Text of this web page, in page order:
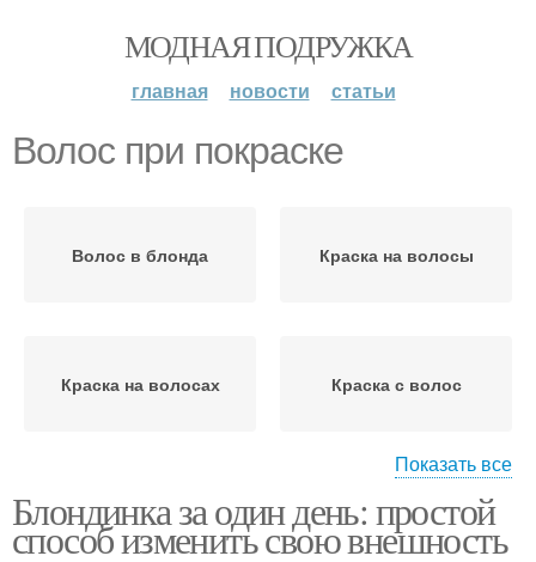
МОДНАЯ ПОДРУЖКА
главная новости статьи
Волос при покраске
Волос в блонда Краска на волосы
Краска на волосах Краска с волос
Покраски в блонда Волос в блондинку
Показать все
Блондинка за один день: простой
способ изменить свою внешность